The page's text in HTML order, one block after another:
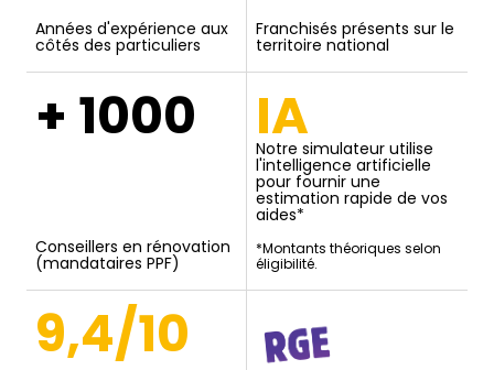
Années d'expérience aux
côtés des particuliers
Franchisés présents sur le
territoire national
+ 1000
Conseillers en rénovation
(mandataires PPF)
IA
Notre simulateur utilise
l'intelligence artificielle
pour fournir une
estimation rapide de vos
aides*
*Montants théoriques selon
éligibilité.
9,4/10